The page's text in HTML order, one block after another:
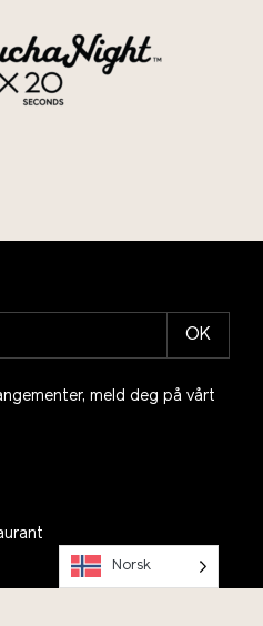
OK
meld deg på vårt
Norsk